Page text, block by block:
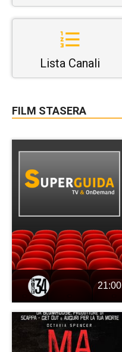
Lista Canali
FILM STASERA
21:00